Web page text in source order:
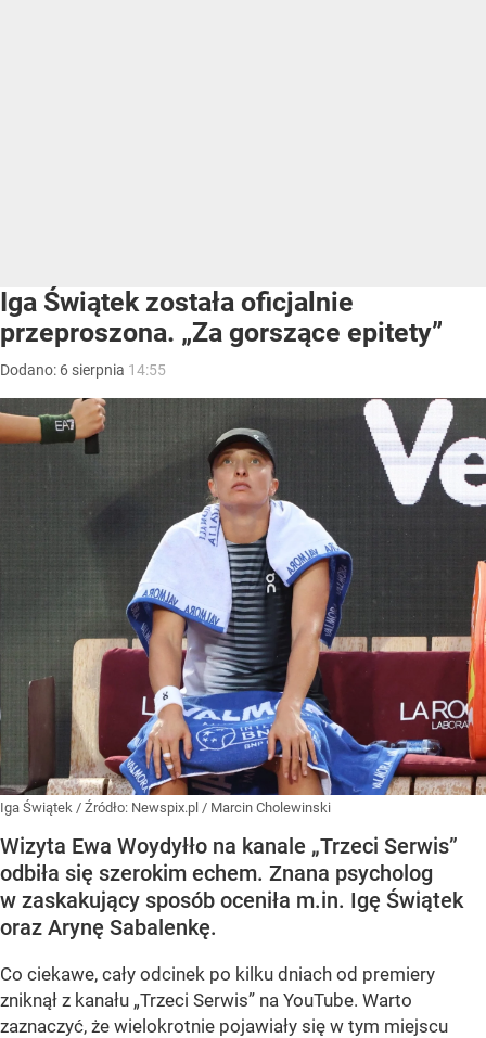
Iga Świątek została oficjalnie
przeproszona. „Za gorszące epitety”
Dodano: 6 sierpnia 14:55
Iga Świątek / Źródło: Newspix.pl / Marcin Cholewinski
Wizyta Ewa Woydyłło na kanale „Trzeci Serwis”
odbiła się szerokim echem. Znana psycholog
w zaskakujący sposób oceniła m.in. Igę Świątek
oraz Arynę Sabalenkę.
Co ciekawe, cały odcinek po kilku dniach od premiery
zniknął z kanału „Trzeci Serwis” na YouTube. Warto
zaznaczyć, że wielokrotnie pojawiały się w tym miejscu